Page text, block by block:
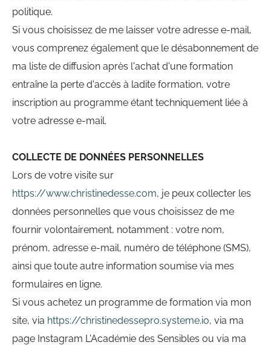
politique.
Si vous choisissez de me laisser votre adresse e-mail,
vous comprenez également que le désabonnement de
ma liste de diffusion après l'achat d'une formation
entraîne la perte d'accès à ladite formation, votre
inscription au programme étant techniquement liée à
votre adresse e-mail.
COLLECTE DE DONNÉES PERSONNELLES
Lors de votre visite sur
https://www.christinedesse.com, je peux collecter les
données personnelles que vous choisissez de me
fournir volontairement, notamment : votre nom,
prénom, adresse e-mail, numéro de téléphone (SMS),
ainsi que toute autre information soumise via mes
formulaires en ligne.
Si vous achetez un programme de formation via mon
site, via https://christinedessepro.systeme.io, via ma
page Instagram L'Académie des Sensibles ou via ma